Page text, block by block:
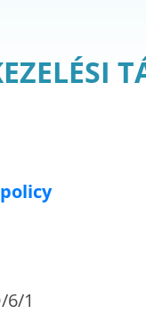
6/1